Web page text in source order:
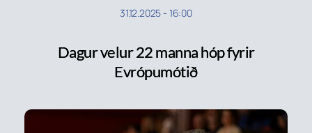
31.12.2025 - 16:00
Dagur velur 22 manna hóp fyrir
Evrópumótið